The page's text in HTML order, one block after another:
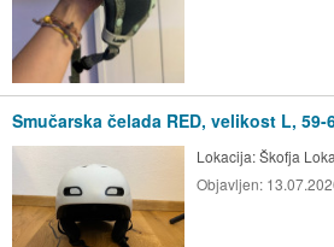
Smučarska čelada RED, velikost L, 59-
Lokacija:Škofja
Objavljen: